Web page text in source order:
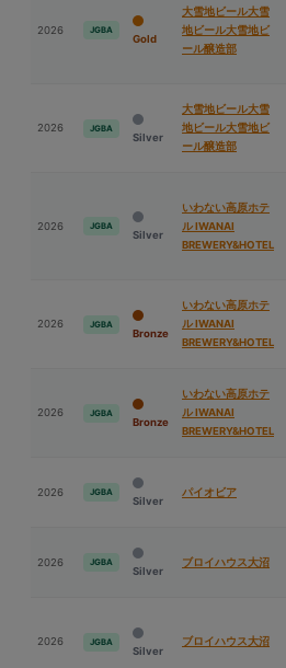
2026 JGBA
Gold
⼤雪地ビール⼤雪
地ビール⼤雪地ビ
ール醸造部
2026 JGBA
Silver
⼤雪地ビール⼤雪
地ビール⼤雪地ビ
ール醸造部
2026 JGBA
Silver
いわない高原ホテ
ル IWANAI
BREWERY&HOTEL
2026 JGBA
Bronze
いわない高原ホテ
ル IWANAI
BREWERY&HOTEL
2026 JGBA
Bronze
いわない高原ホテ
ル IWANAI
BREWERY&HOTEL
2026 JGBA
Silver
パイオビア
2026 JGBA
Silver
ブロイハウス⼤沼
2026 JGBA
Silver
ブロイハウス⼤沼